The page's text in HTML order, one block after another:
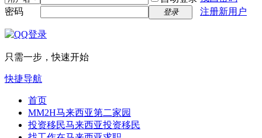
密码
登录 注册新用户
只需一步，快速开始
快捷导航
首页
MM2H马来西亚第二家园
投资移民马来西亚投资移民